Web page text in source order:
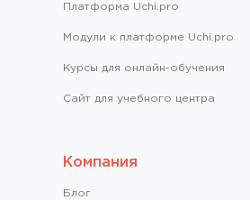
Платформа Uchi.pro
Модули к платформе Uchi.pro
Курсы для онлайн-обучения
Сайт для учебного центра
Компания
Блог